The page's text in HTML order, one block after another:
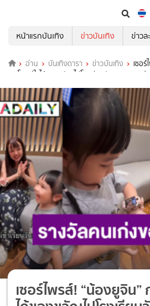
หน้าแรกบันเทิง
ข่าวบันเทิง ข่าวล
อ่าน บันเทิงดารา ข่าวบันเทิง
เซอ
กระโดดดีใจได้ของขวัญไปโรงเรียนวันแรกจาก “พ่
เซอร์ไพรส์! “น้องยูจิน”